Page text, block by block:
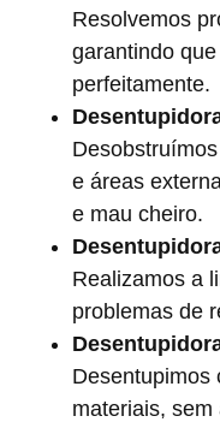
Resolvemos
garantindo
perfeitamente.
e áreas
e mau cheiro.
Realizamos a
problemas de
Desentupimos
materiais,